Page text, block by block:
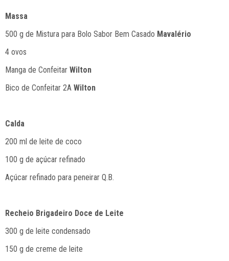
Massa
500 g de Mistura para Bolo Sabor Bem Casado Mavalério
4 ovos
Manga de Confeitar Wilton
Bico de Confeitar 2A Wilton
Calda
200 ml de leite de coco
100 g de açúcar refinado
Açúcar refinado para peneirar Q.B.
Recheio Brigadeiro Doce de Leite
300 g de leite condensado
150 g de creme de leite